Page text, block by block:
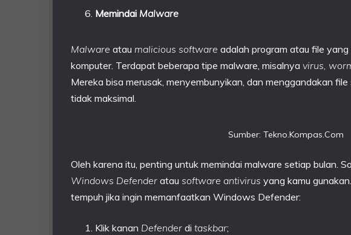
Memindai Malware
Malware atau malicious software adalah program atau file
komputer. Terdapat beberapa tipe malware, misalnya virus,
Mereka bisa merusak, menyembunyikan, dan menggandakan
tidak maksimal.
Sumber: Tekno.Kompas.Com
Oleh karena itu, penting untuk memindai malware setiap bulan.
Windows Defender atau software antivirus yang kamu
tempuh jika ingin memanfaatkan Windows Defender:
Klik kanan Defender di taskbar;